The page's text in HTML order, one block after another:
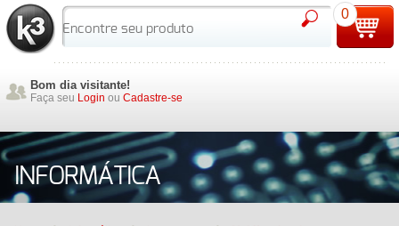
Bom dia visitante!
Faça seu Login ou Cadastre-se
0
INFORMÁTICA